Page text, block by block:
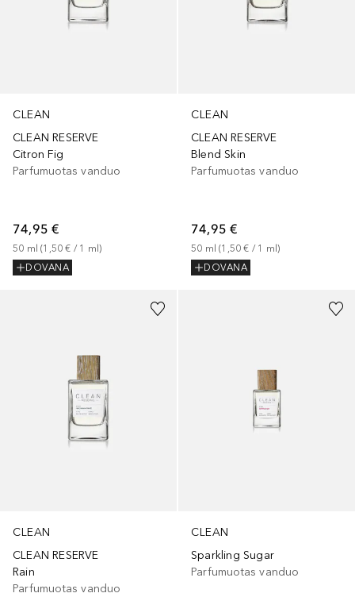
CLEAN
CLEAN RESERVE
Citron Fig
Parfumuotas vanduo
74,95 €
50 ml (1,50 € / 1 ml)
DOVANA
CLEAN
CLEAN RESERVE
Blend Skin
Parfumuotas vanduo
74,95 €
50 ml (1,50 € / 1 ml)
DOVANA
CLEAN
CLEAN RESERVE
Rain
Parfumuotas vanduo
CLEAN
Sparkling Sugar
Parfumuotas vanduo